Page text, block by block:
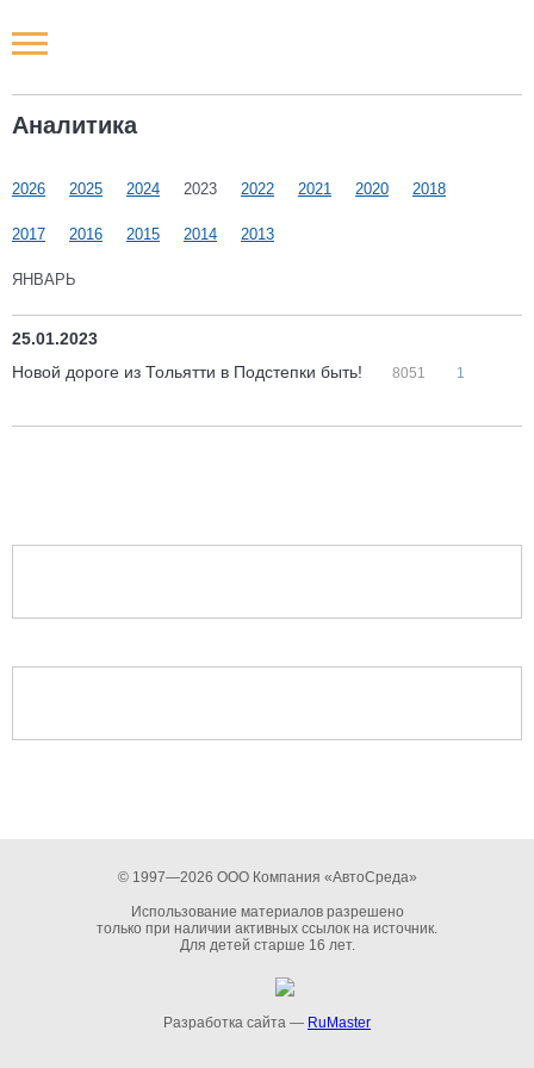
Аналитика
2026 2025 2024 2023 2022 2021 2020 2018
2017 2016 2015 2014 2013
ЯНВАРЬ
25.01.2023
Новой дороге из Тольятти в Подстепки быть!
8051 1
© 1997—2026 ООО Компания «АвтоСреда»
Использование материалов разрешено
только при наличии активных ссылок на источник.
Для детей старше 16 лет.
Разработка сайта — RuMaster
Новости РФ
Наши мероприятия
Статьи